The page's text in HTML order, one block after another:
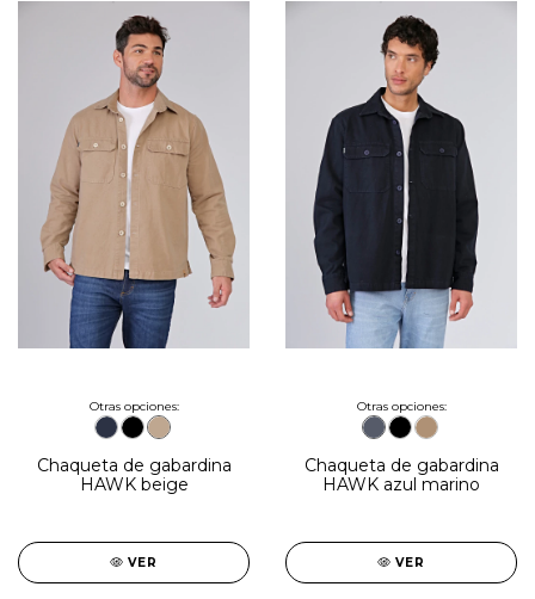
Otras opciones:
Chaqueta de gabardina
HAWK beige
VER
Otras opciones:
Chaqueta de gabardina
HAWK azul marino
VER